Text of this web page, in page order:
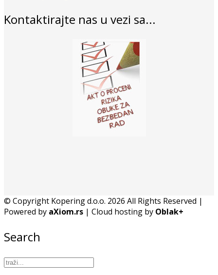
Kontaktirajte nas u vezi sa...
© Copyright Kopering d.o.o. 2026 All Rights Reserved |
Powered by aXiom.rs | Cloud hosting by Oblak+
Search